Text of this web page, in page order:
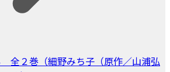
全２巻（細野みち子（原作／山浦弘